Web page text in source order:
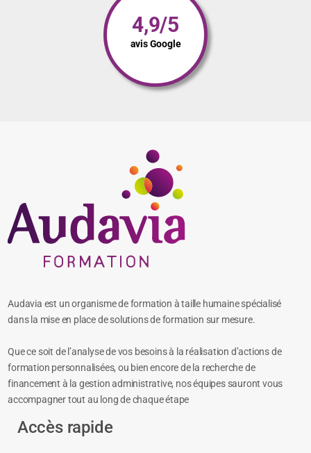
4,9/5
avis Google
Audavia est un organisme de formation à taille humaine spécialisé
dans la mise en place de solutions de formation sur mesure.
Que ce soit de l’analyse de vos besoins à la réalisation d’actions de
formation personnalisées, ou bien encore de la recherche de
financement à la gestion administrative, nos équipes sauront vous
accompagner tout au long de chaque étape
Accès rapide